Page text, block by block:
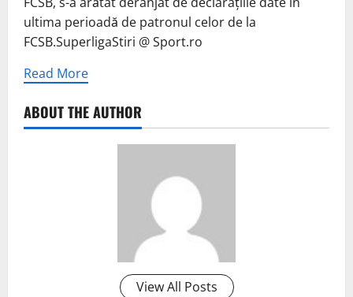
ultima perioadă de patronul celor de la
FCSB.SuperligaStiri @ Sport.ro
Read More
ABOUT THE AUTHOR
View All Posts